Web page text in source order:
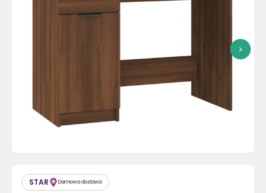
>
STAR Darmowa dostawa